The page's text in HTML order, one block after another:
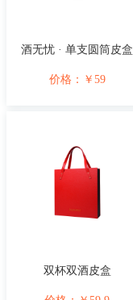
酒无忧 · 单支圆筒皮盒
价格： ￥ 59
双杯双酒皮盒